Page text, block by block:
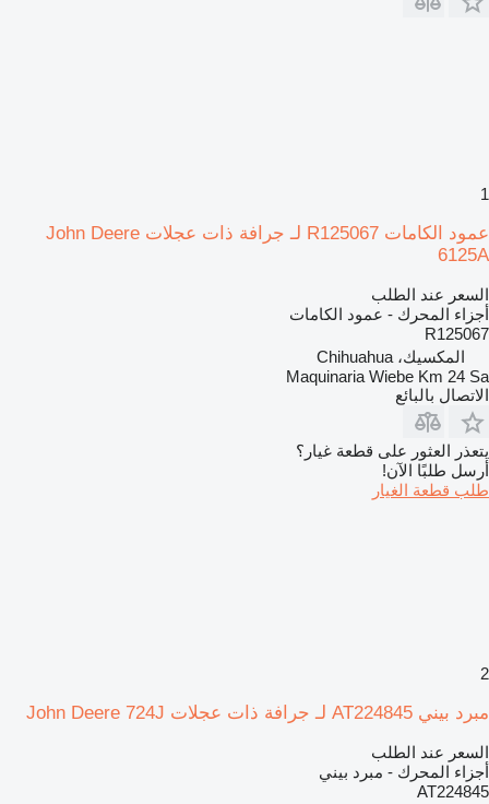
1
عمود الكامات R125067 لـ جرافة ذات عجلات John Deere
6125A
السعر عند الطلب
أجزاء المحرك - عمود الكامات
R125067
المكسيك، Chihuahua
Maquinaria Wiebe Km 24 Sa
الاتصال بالبائع
يتعذر العثور على قطعة غيار؟
أرسل طلبًا الآن!
طلب قطعة الغيار
2
مبرد بيني AT224845 لـ جرافة ذات عجلات John Deere 724J
السعر عند الطلب
أجزاء المحرك - مبرد بيني
AT224845